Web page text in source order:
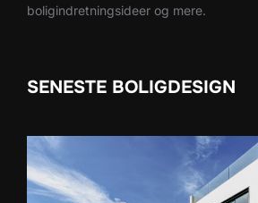
boligindretningsideer og mere.
SENESTE BOLIGDESIGN